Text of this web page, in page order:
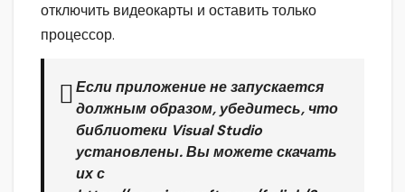
отключить видеокарты и оставить только
процессор.
Если приложение не запускается
должным образом, убедитесь, что
библиотеки Visual Studio
установлены. Вы можете скачать
их с